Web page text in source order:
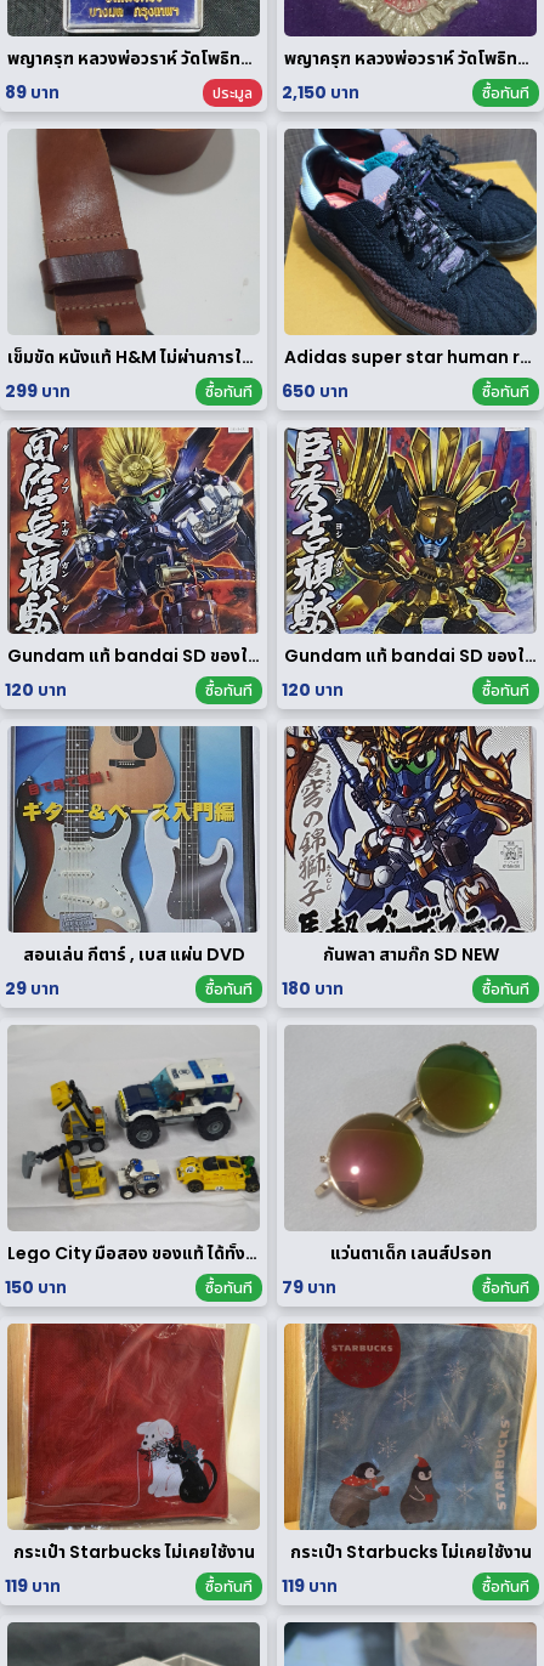
พญาครุฑ หลวงพ่อวราห์ วัดโพธิทอง กฐินพระราชทาน ปี 2564 เนื้อกะไหล่ทอง
89 บาท
ประมูล
พญาครุฑ หลวงพ่อวราห์ วัดโพธิทอง มหาบารมี2 เนื้อสัมฤทธิ์เงิน
2,150 บาท
ซื้อทันที
เข็มขัด หนังแท้ H&M ไม่ผ่านการใช้งาน
299 บาท
ซื้อทันที
Adidas super star human race limited edition
650 บาท
ซื้อทันที
Gundam แท้ bandai SD ของใหม่
120 บาท
ซื้อทันที
Gundam แท้ bandai SD ของใหม่
120 บาท
ซื้อทันที
สอนเล่น กีตาร์ , เบส แผ่น DVD
29 บาท
ซื้อทันที
กันพลา สามก๊ก SD NEW
180 บาท
ซื้อทันที
Lego City มือสอง ของแท้ ได้ทั้งหมดตามรูป
150 บาท
ซื้อทันที
แว่นตาเด็ก เลนส์ปรอท
79 บาท
ซื้อทันที
กระเป๋า Starbucks ไม่เคยใช้งาน
119 บาท
ซื้อทันที
กระเป๋า Starbucks ไม่เคยใช้งาน
119 บาท
ซื้อทันที